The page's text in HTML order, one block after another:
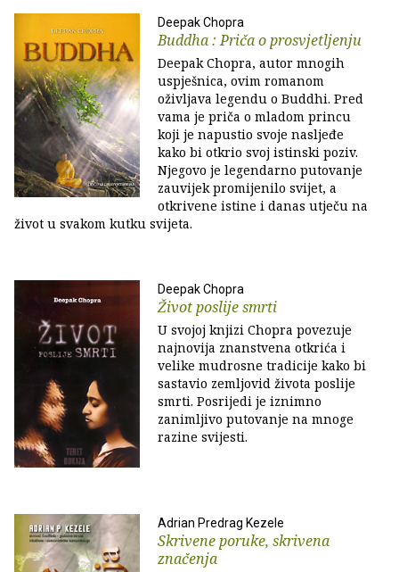
Deepak Chopra
Buddha : Priča o prosvjetljenju
Deepak Chopra, autor mnogih
uspješnica, ovim romanom
oživljava legendu o Buddhi. Pred
vama je priča o mladom princu
koji je napustio svoje nasljeđe
kako bi otkrio svoj istinski poziv.
Njegovo je legendarno putovanje
zauvijek promijenilo svijet, a
otkrivene istine i danas utječu na
život u svakom kutku svijeta.
Deepak Chopra
Život poslije smrti
U svojoj knjizi Chopra povezuje
najnovija znanstvena otkrića i
velike mudrosne tradicije kako bi
sastavio zemljovid života poslije
smrti. Posrijedi je iznimno
zanimljivo putovanje na mnoge
razine svijesti.
Adrian Predrag Kezele
Skrivene poruke, skrivena
značenja